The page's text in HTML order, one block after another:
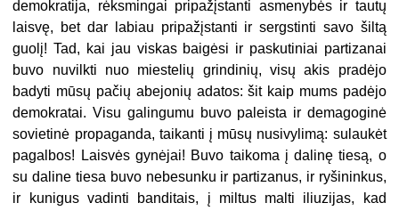
demokratija, rėksmingai pripažįstanti asmenybės ir tautų
laisvę, bet dar labiau pripažįstanti ir sergstinti savo šiltą
guolį! Tad, kai jau viskas baigėsi ir paskutiniai partizanai
buvo nuvilkti nuo miestelių grindinių, visų akis pradėjo
badyti mūsų pačių abejonių adatos: šit kaip mums padėjo
demokratai. Visu galingumu buvo paleista ir demagoginė
sovietinė propaganda, taikanti į mūsų nusivylimą: sulaukėt
pagalbos! Laisvės gynėjai! Buvo taikoma į dalinę tiesą, o
su daline tiesa buvo nebesunku ir partizanus, ir ryšininkus,
ir kunigus vadinti banditais, į miltus malti iliuzijas, kad